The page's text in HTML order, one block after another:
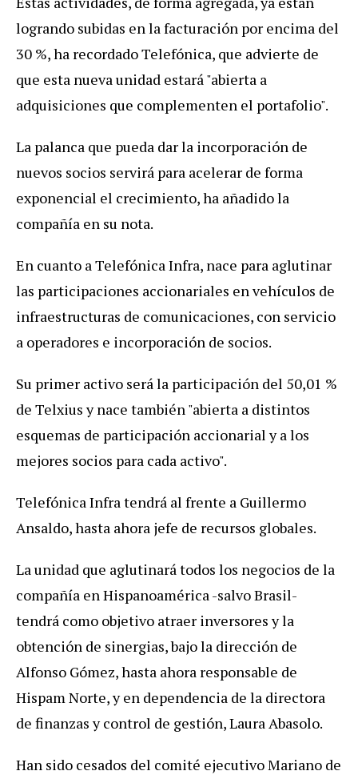
logrando subidas en la facturación por encima del
30 %, ha recordado Telefónica, que advierte de
que esta nueva unidad estará "abierta a
adquisiciones que complementen el portafolio".
La palanca que pueda dar la incorporación de
nuevos socios servirá para acelerar de forma
exponencial el crecimiento, ha añadido la
compañía en su nota.
En cuanto a Telefónica Infra, nace para aglutinar
las participaciones accionariales en vehículos de
infraestructuras de comunicaciones, con servicio
a operadores e incorporación de socios.
Su primer activo será la participación del 50,01 %
de Telxius y nace también "abierta a distintos
esquemas de participación accionarial y a los
mejores socios para cada activo".
Telefónica Infra tendrá al frente a Guillermo
Ansaldo, hasta ahora jefe de recursos globales.
La unidad que aglutinará todos los negocios de la
compañía en Hispanoamérica -salvo Brasil-
tendrá como objetivo atraer inversores y la
obtención de sinergias, bajo la dirección de
Alfonso Gómez, hasta ahora responsable de
Hispam Norte, y en dependencia de la directora
de finanzas y control de gestión, Laura Abasolo.
Han sido cesados del comité ejecutivo Mariano de